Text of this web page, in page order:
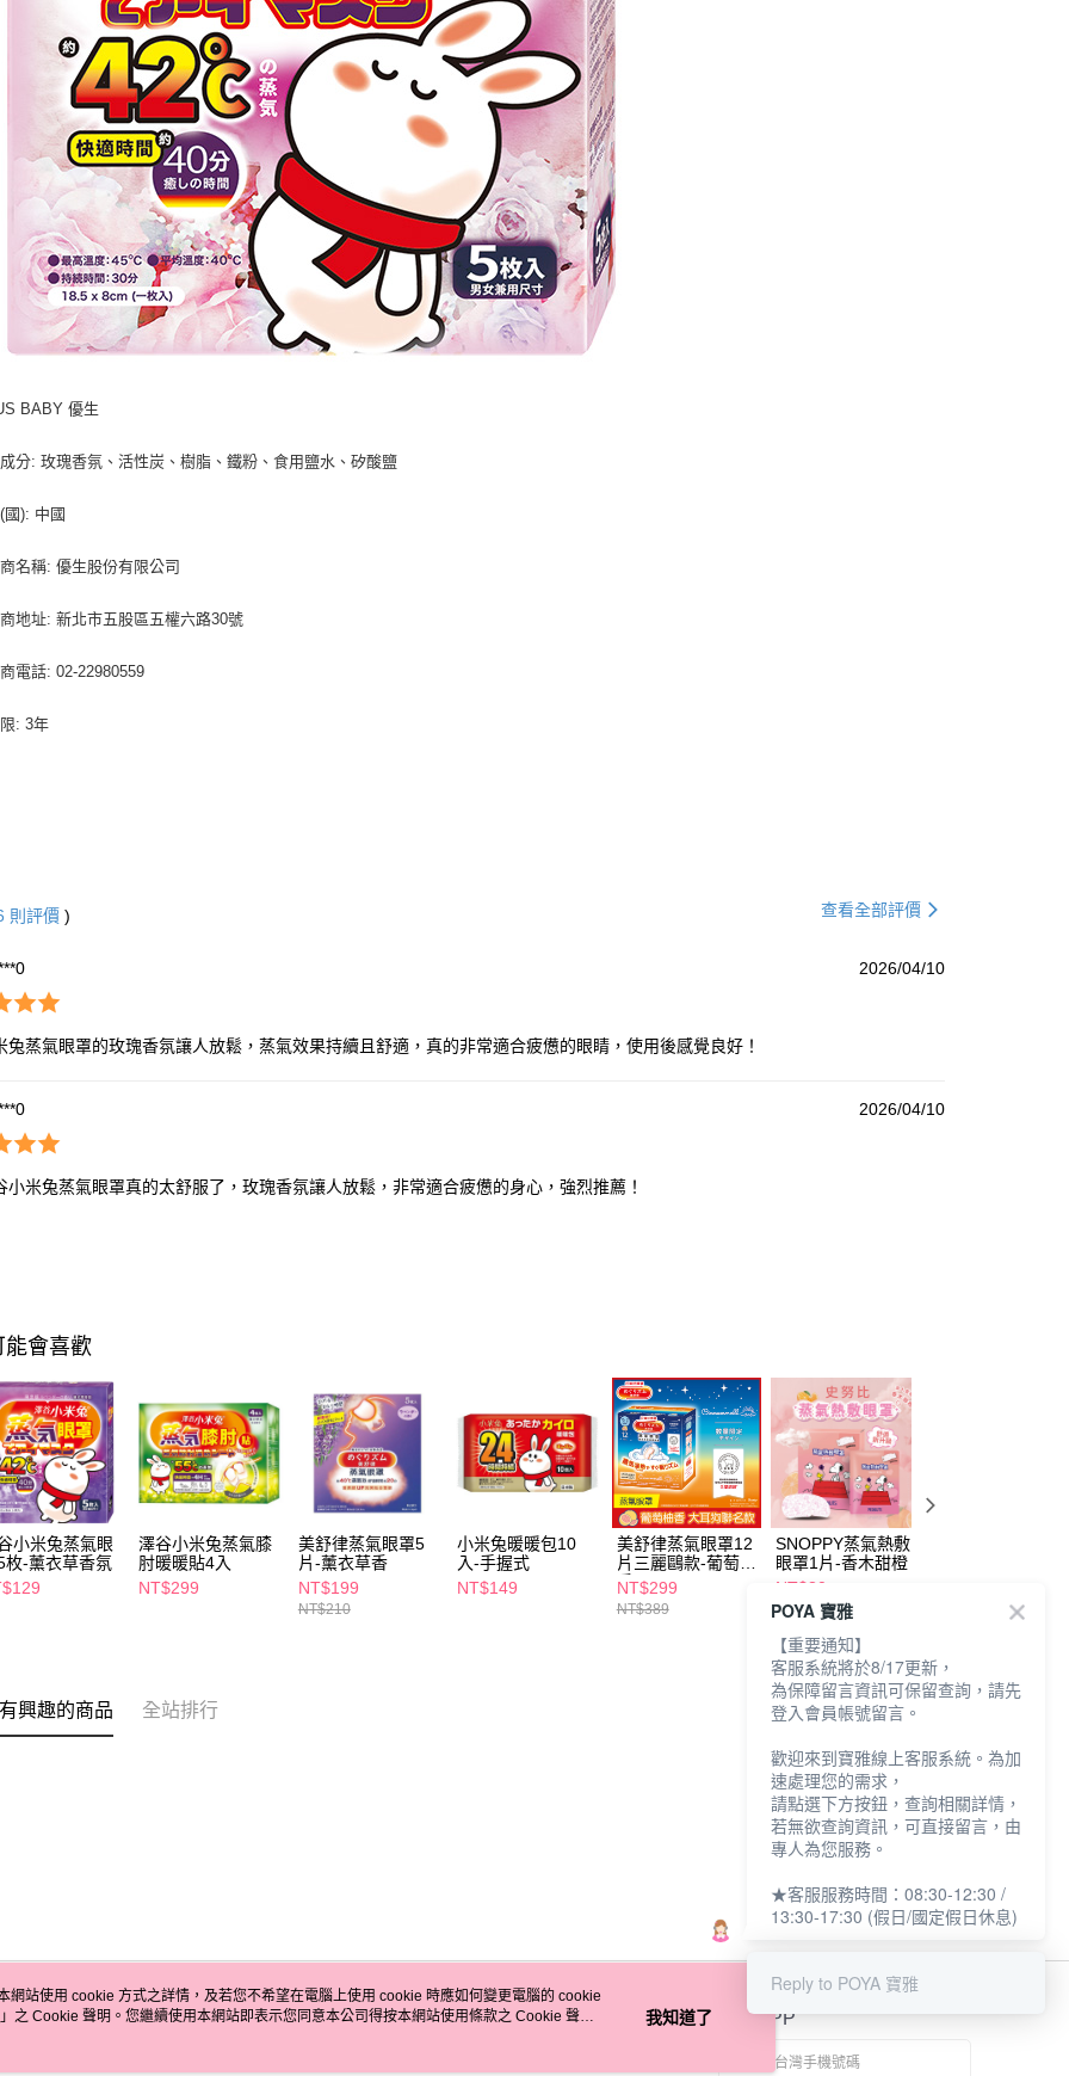
BABY 優生
分: 玫瑰香氛、活性炭、樹脂、鐵粉、食用鹽水、矽酸鹽
國): 中國
名稱: 優生股份有限公司
地址: 新北市五股區五權六路30號
電話: 02-22980559
: 3年
則評價 ) 查看全部評價
2026/04/10
兔蒸氣眼罩的玫瑰香氛讓人放鬆，蒸氣效果持續且舒適，真的非常適合疲憊的眼睛，使用後感覺良好！
2026/04/10
小米兔蒸氣眼罩真的太舒服了，玫瑰香氛讓人放鬆，非常適合疲憊的身心，強烈推薦！
能會喜歡
小米兔蒸氣眼
枚-薰衣草香氛
澤谷小米兔蒸氣膝
肘暖暖貼4入
NT$299
美舒律蒸氣眼罩5
片-薰衣草香
NT$199
NT$210
小米兔暖暖包10
入-手握式
NT$149
美舒律蒸氣眼罩12
片三麗鷗款-葡萄柚
香
NT$299
NT$389
SNOPPY蒸氣熱敷
眼罩1片-香木甜橙
NT$30
NT$35
興趣的商品 全站排行
關於我們 客服資訊 官方APP
網站使用 cookie 方式之詳情，及若您不希望在電腦上使用 cookie 時應如何變更電腦的 cookie
」之 Cookie 聲明。您繼續使用本網站即表示您同意本公司得按本網站使用條款之 Cookie 聲明
我知道了
POYA 寶雅
【重要通知】
客服系統將於8/17更新，
為保障留言資訊可保留查詢，請先
登入會員帳號留言。
歡迎來到寶雅線上客服系統。為加
速處理您的需求，
請點選下方按鈕，查詢相關詳情，
若無欲查詢資訊，可直接留言，由
專人為您服務。
★客服服務時間：08:30-12:30 /
13:30-17:30 (假日/國定假日休息)
Reply to POYA 寶雅